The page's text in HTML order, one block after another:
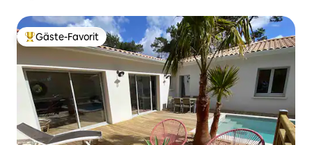
Beliebter Gäste-Favorit.
Gäste-Favorit